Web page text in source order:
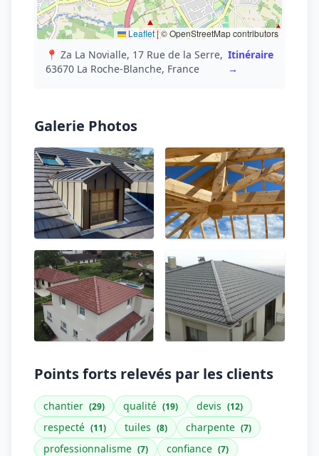
Leaflet|© OpenStreetMap contributors
📍 Za La Novialle, 17 Rue de la Serre,
63670 La Roche-Blanche, France
Itinéraire
→
Galerie Photos
Points forts relevés par les clients
chantier (29) qualité (19) devis (12)
respecté (11) tuiles (8) charpente (7)
professionnalisme (7) confiance (7)